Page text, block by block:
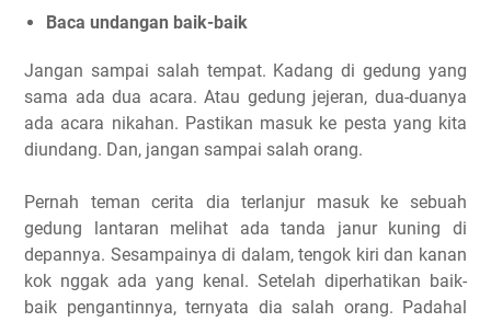
Baca undangan baik-baik
Jangan sampai salah tempat. Kadang di gedung yang
sama ada dua acara. Atau gedung jejeran, dua-duanya
ada acara nikahan. Pastikan masuk ke pesta yang kita
diundang. Dan, jangan sampai salah orang.
Pernah teman cerita dia terlanjur masuk ke sebuah
gedung lantaran melihat ada tanda janur kuning di
depannya. Sesampainya di dalam, tengok kiri dan kanan
kok nggak ada yang kenal. Setelah diperhatikan baik-
baik pengantinnya, ternyata dia salah orang. Padahal